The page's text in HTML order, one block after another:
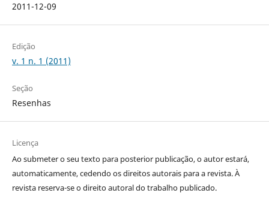
2011-12-09
Edição
v. 1 n. 1 (2011)
Seção
Resenhas
Licença
Ao submeter o seu texto para posterior publicação, o autor estará,
automaticamente, cedendo os direitos autorais para a revista. À
revista reserva-se o direito autoral do trabalho publicado.